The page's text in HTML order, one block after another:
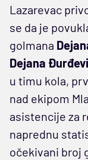
Lazarevac
se da je
golmana
Dejana
u timu kola,
nad ekipom
asistencije za
naprednu
očekivani broj